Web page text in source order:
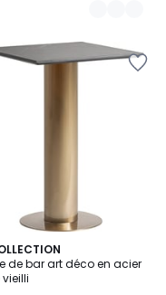
de bar art déco en acier